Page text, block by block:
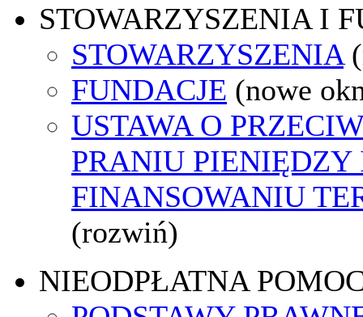
STOWARZYSZENIA I
STOWARZYSZENIA
FUNDACJE (nowe
USTAWA O
PRANIU PIENIĘDZY
FINANSOWANIU
(rozwiń)
NIEODPŁATNA